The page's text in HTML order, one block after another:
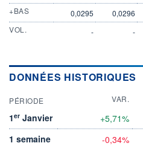
+BAS
0,0295 0,0296
VOL.
- -
DONNÉES HISTORIQUES
PÉRIODE VAR.
1er Janvier +5,71%
1 semaine
-0,34%